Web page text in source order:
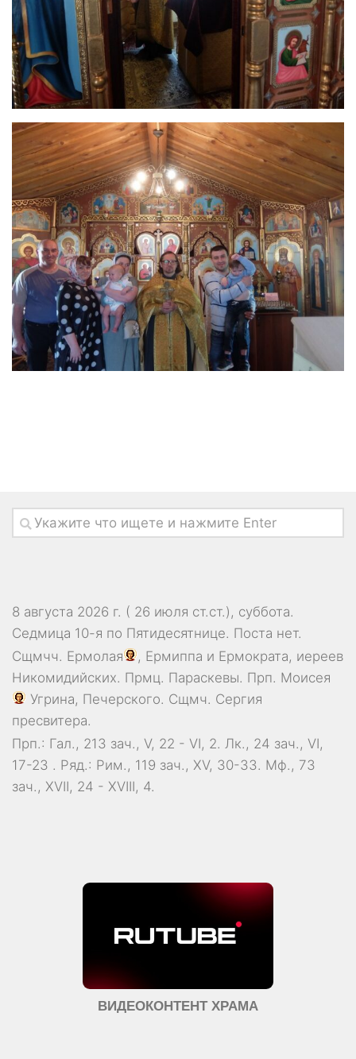
8 августа 2026 г. ( 26 июля ст.ст.), суббота.
Седмица 10-я по Пятидесятнице. Поста нет.
Сщмчч. Ермолая , Ермиппа и Ермократа, иереев
Никомидийских. Прмц. Параскевы. Прп. Моисея
Угрина, Печерского. Сщмч. Сергия
пресвитера.
Прп.: Гал., 213 зач., V, 22 - VI, 2. Лк., 24 зач., VI,
17-23 . Ряд.: Рим., 119 зач., XV, 30-33. Мф., 73
зач., XVII, 24 - XVIII, 4.
ВИДЕОКОНТЕНТ ХРАМА